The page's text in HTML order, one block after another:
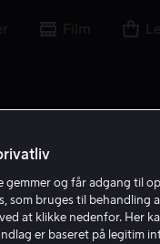
Film
H
gemmer og får adgang til
som bruges til behandling
at klikke nedenfor. Her
er baseret på legitim